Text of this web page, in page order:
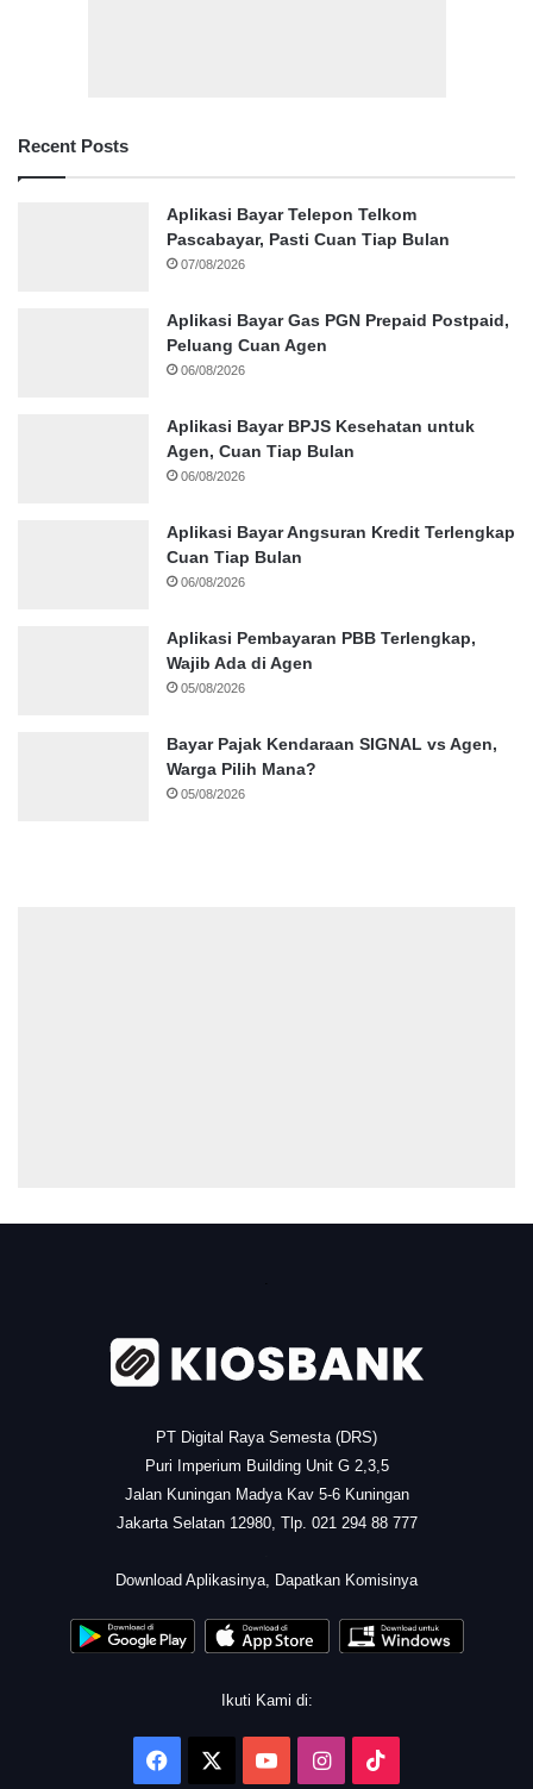
Recent Posts
Aplikasi Bayar Telepon Telkom
Pascabayar, Pasti Cuan Tiap Bulan
07/08/2026
Aplikasi Bayar Gas PGN Prepaid Postpaid,
Peluang Cuan Agen
06/08/2026
Aplikasi Bayar BPJS Kesehatan untuk
Agen, Cuan Tiap Bulan
06/08/2026
Aplikasi Bayar Angsuran Kredit Terlengkap
Cuan Tiap Bulan
06/08/2026
Aplikasi Pembayaran PBB Terlengkap,
Wajib Ada di Agen
05/08/2026
Bayar Pajak Kendaraan SIGNAL vs Agen,
Warga Pilih Mana?
05/08/2026
PT Digital Raya Semesta (DRS)
Puri Imperium Building Unit G 2,3,5
Jalan Kuningan Madya Kav 5-6 Kuningan
Jakarta Selatan 12980, Tlp. 021 294 88 777
Download Aplikasinya, Dapatkan Komisinya
Ikuti Kami di:
Facebook YouTubeInstagram